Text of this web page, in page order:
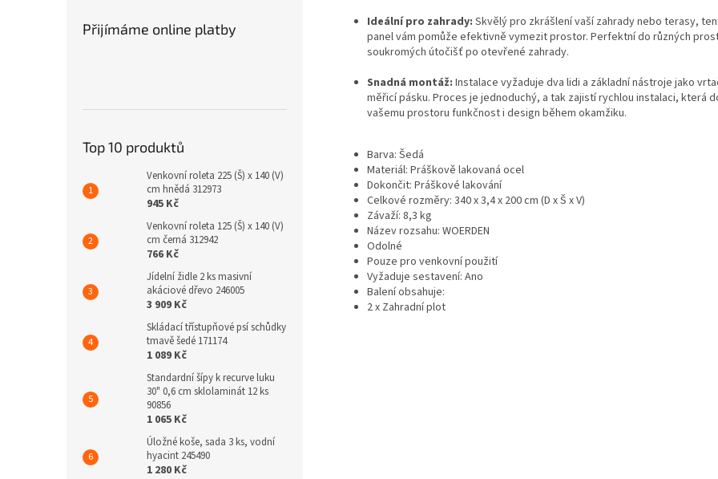
Přijímáme online platby
Top 10 produktů
Venkovní roleta 225 (Š) x 140 (V)
cm hnědá 312973
945 Kč
Venkovní roleta 125 (Š) x 140 (V)
cm černá 312942
766 Kč
Jídelní židle 2 ks masivní
akáciové dřevo 246005
3 909 Kč
Skládací třístupňové psí schůdky
tmavě šedé 171174
1 089 Kč
Standardní šípy k recurve luku
30" 0,6 cm sklolaminát 12 ks
90856
1 065 Kč
Úložné koše, sada 3 ks, vodní
hyacint 245490
1 280 Kč
Ideální pro zahrady: Skvělý pro zkrášlení vaší zahrady nebo terasy,
panel vám pomůže efektivně vymezit prostor. Perfektní do různých
soukromých útočišť po otevřené zahrady.
Snadná montáž: Instalace vyžaduje dva lidi a základní nástroje jako
měřicí pásku. Proces je jednoduchý, a tak zajistí rychlou instalaci, která
vašemu prostoru funkčnost i design během okamžiku.
Barva: Šedá
Materiál: Práškově lakovaná ocel
Dokončit: Práškové lakování
Celkové rozměry: 340 x 3,4 x 200 cm (D x Š x V)
Závaží: 8,3 kg
Název rozsahu: WOERDEN
Odolné
Pouze pro venkovní použití
Vyžaduje sestavení: Ano
Balení obsahuje:
2 x Zahradní plot